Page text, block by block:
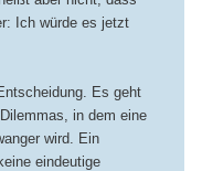
Ich würde es jetzt
Es geht
in dem eine
wird. Ein
eindeutige